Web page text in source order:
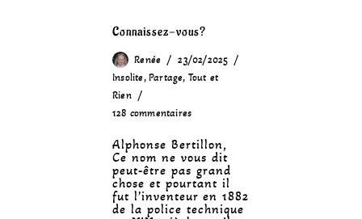
Connaissez-vous?
Renée
23/02/2025
Insolite,Partage, Tout et
Rien
128 commentaires
Alphonse Bertillon,
Ce nom ne vous dit
peut-être pas grand
chose et pourtant il
fut l’inventeur en 1882
de la police technique